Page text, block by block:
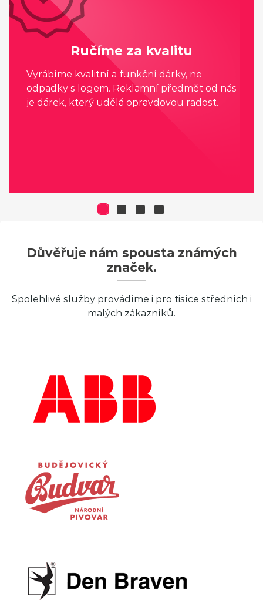
Ručíme za kvalitu
Vyrábíme kvalitní a funkční dárky, ne
odpadky s logem. Reklamní předmět od nás
je dárek, který udělá opravdovou radost.
Důvěřuje nám spousta známých
značek.
Spolehlivé služby provádíme i pro tisíce středních i
malých zákazníků.